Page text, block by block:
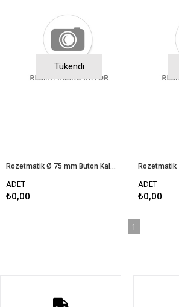
Tükendi
Rozetmatik Ø 75 mm Buton Kalıbı
ADET
₺0,00
Rozetmatik
ADET
₺0,00
1